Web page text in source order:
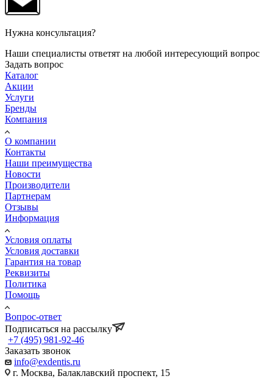
Нужна консультация?
Наши специалисты ответят на любой интересующий вопрос
Задать вопрос
Каталог
Акции
Услуги
Бренды
Компания
О компании
Контакты
Наши преимущества
Новости
Производители
Партнерам
Отзывы
Информация
Условия оплаты
Условия доставки
Гарантия на товар
Реквизиты
Политика
Помощь
Вопрос-ответ
Подписаться на рассылку
+7 (495) 981-92-46
Заказать звонок
info@exdentis.ru
г. Москва, Балаклавский проспект, 15